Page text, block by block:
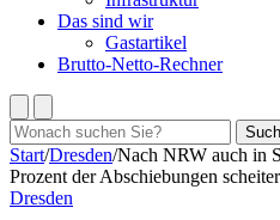
Das sind wir
Gastartikel
Brutto-Netto-Rechner
Suchen
nach:
Start/Dresden/Nach NRW auch in
Prozent der Abschiebungen
Dresden